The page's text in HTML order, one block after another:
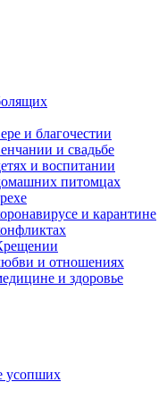
и благочестии
и свадьбе
и воспитании
питомцах
и карантине
и отношениях
и здоровье
усопших